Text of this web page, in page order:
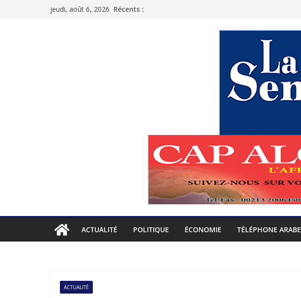
jeudi, août 6, 2026 Récents :
ACTUALITÉ POLITIQUE ÉCONOMIE TÉLÉPHONE ARABE
ACTUALITÉ